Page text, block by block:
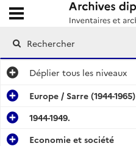
Archives diplomatiques
Ouvrir le menu déroulant
Déplier tous les niveaux
Europe / Sarre (1944-1965)
1944-1949.
Economie et société